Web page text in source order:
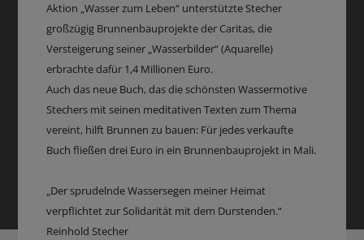
Aktion „Wasser zum Leben“ unterstützte Stecher
großzügig Brunnenbauprojekte der Caritas, die
Versteigerung seiner „Wasserbilder“ (Aquarelle)
erbrachte dafür 1,4 Millionen Euro.
Auch das neue Buch, das die schönsten Wassermotive
Stechers mit seinen meditativen Texten zum Thema
vereint, hilft Brunnen zu bauen: Für jedes verkaufte
Buch fließen drei Euro in ein Brunnenbauprojekt in Mali.
„Der sprudelnde Wassersegen meiner Heimat
verpflichtet zur Solidarität mit dem Durstenden.“
Reinhold Stecher